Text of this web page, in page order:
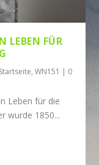
LEBEN FÜR
Startseite,WN151 | 0
Leben für die
wurde 1850...